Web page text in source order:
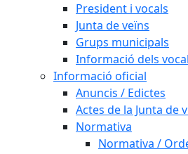
President i vocals
Junta de veïns
Grups municipals
Informació dels
Informació oficial
Anuncis / Edictes
Actes de la Junta de
Normativa
Normativa /